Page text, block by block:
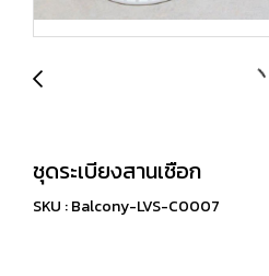
ชุดระเบียงสานเชือก
SKU : Balcony-LVS-C0007